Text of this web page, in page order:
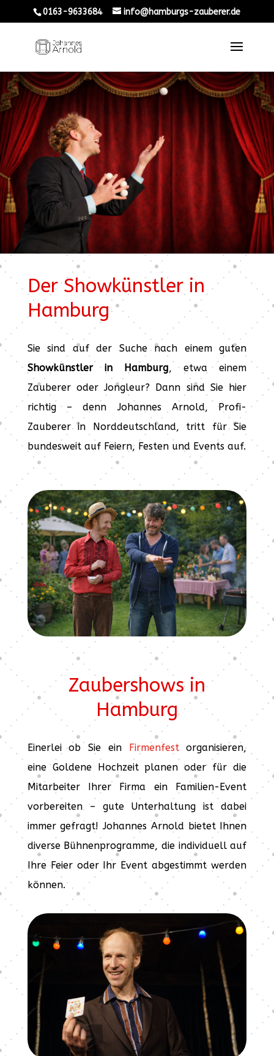
0163-9633684 info@hamburgs-zauberer.de
Der Showkünstler in
Hamburg
Sie sind auf der Suche nach einem guten
Showkünstler in Hamburg, etwa einem
Zauberer oder Jongleur? Dann sind Sie hier
richtig – denn Johannes Arnold, Profi-
Zauberer in Norddeutschland, tritt für Sie
bundesweit auf Feiern, Festen und Events auf.
Zaubershows in
Hamburg
Einerlei ob Sie ein Firmenfestorganisieren,
eine Goldene Hochzeit planen oder für die
Mitarbeiter Ihrer Firma ein Familien-Event
vorbereiten – gute Unterhaltung ist dabei
immer gefragt! Johannes Arnold bietet Ihnen
diverse Bühnenprogramme, die individuell auf
Ihre Feier oder Ihr Event abgestimmt werden
können.